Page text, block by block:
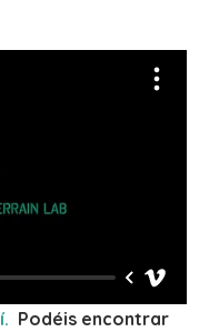
Podéis encontrar